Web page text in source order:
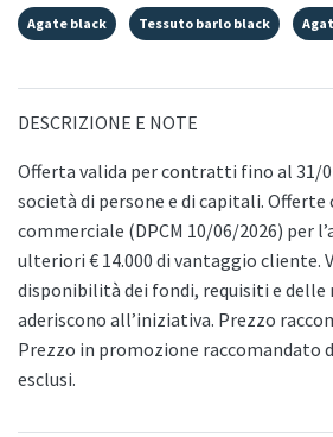
Agate black Tessuto barlo black
DESCRIZIONE E NOTE
Offerta valida per contratti fino al 31/
società di persone e di capitali.
commerciale (DPCM 10/06/2026) per
ulteriori € 14.000 di vantaggio cliente.
disponibilità dei fondi, requisiti e delle
aderiscono all’iniziativa. Prezzo
Prezzo in promozione raccomandato
esclusi.